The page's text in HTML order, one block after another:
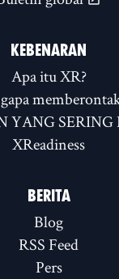
KEBENARAN
Apa itu XR?
YANG
XReadiness
BERITA
Blog
RSS Feed
Pers